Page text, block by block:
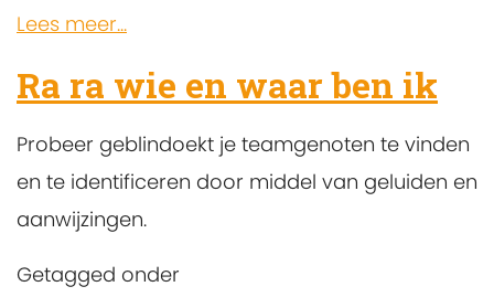
Lees meer...
Ra ra wie en waar ben ik
Probeer geblindoekt je teamgenoten te vinden
en te identificeren door middel van geluiden en
aanwijzingen.
Getagged onder